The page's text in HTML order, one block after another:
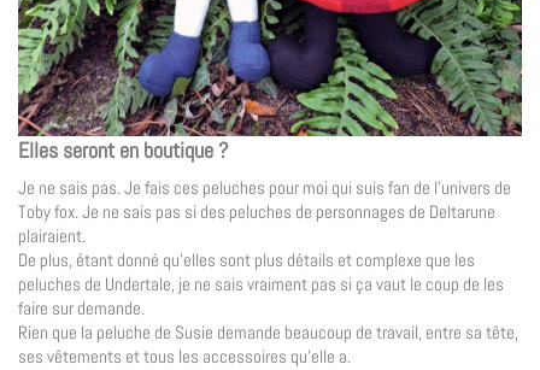
Elles seront en boutique ?
Je ne sais pas. Je fais ces peluches pour moi qui suis fan de l’univers de
Toby fox. Je ne sais pas si des peluches de personnages de Deltarune
plairaient.
De plus, étant donné qu’elles sont plus détails et complexe que les
peluches de Undertale, je ne sais vraiment pas si ça vaut le coup de les
faire sur demande.
Rien que la peluche de Susie demande beaucoup de travail, entre sa tête,
ses vêtements et tous les accessoires qu’elle a.